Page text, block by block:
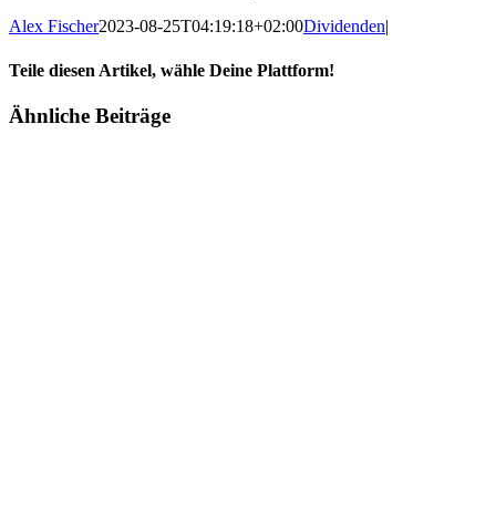
Alex Fischer2023-08-25T04:19:18+02:00Dividenden
Teile diesen Artikel, wähle Deine Plattform!
Facebook
Twitter
Reddit
LinkedIn
Tumblr
Pinterest
Vk
E-
Ähnliche Beiträge